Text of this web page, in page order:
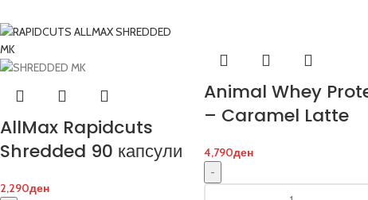
AllMax Rapidcuts
Shredded 90 капсули
2,290ден
Animal Whey
– Caramel Latte
4,790ден